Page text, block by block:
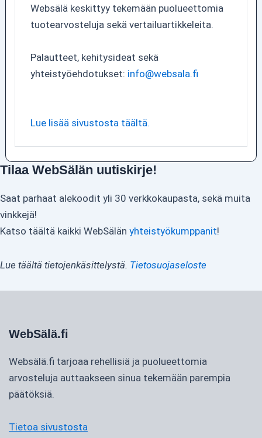
Websälä keskittyy tekemään puolueettomia
tuotearvosteluja sekä vertailuartikkeleita.
Palautteet, kehitysideat sekä
yhteistyöehdotukset: info@websala.fi
Lue lisää sivustosta täältä.
Tilaa WebSälän uutiskirje!
Saat parhaat alekoodit yli 30 verkkokaupasta, sekä muita
vinkkejä!
Katso täältä kaikki WebSälän yhteistyökumppanit!
Lue täältä tietojenkäsittelystä. Tietosuojaseloste
WebSälä.fi
Websälä.fi tarjoaa rehellisiä ja puolueettomia
arvosteluja auttaakseen sinua tekemään parempia
päätöksiä.
Tietoa sivustosta